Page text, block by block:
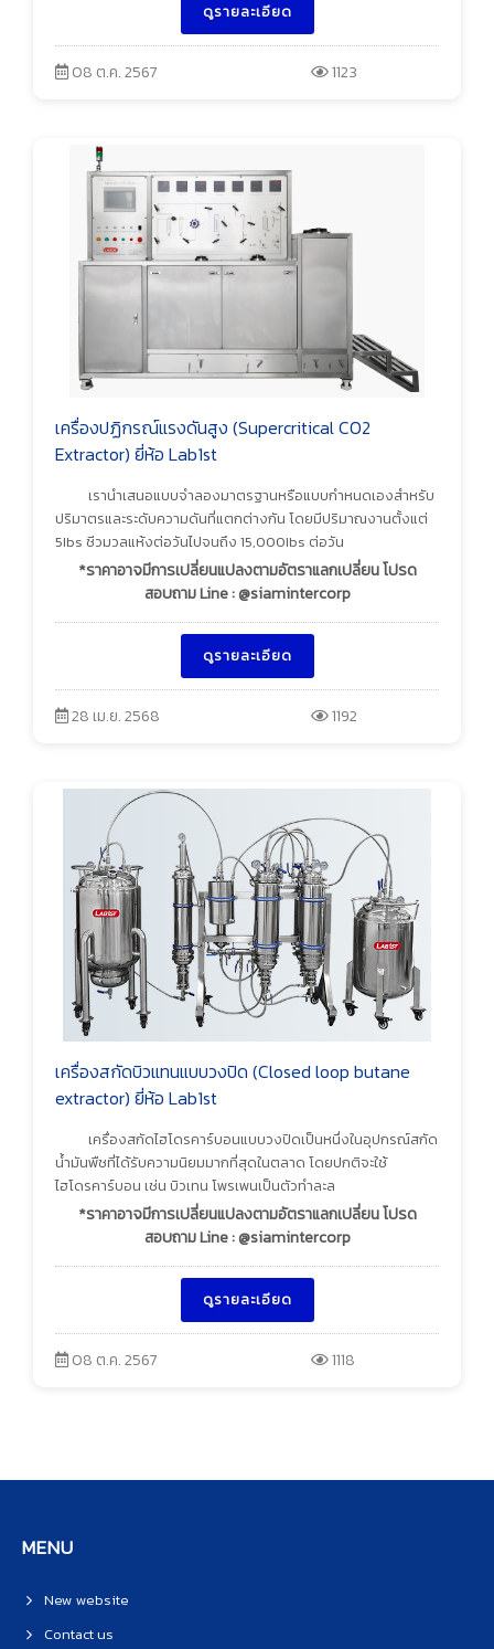
ดูรายละเอียด
08 ต.ค. 2567 1123
เครื่องปฏิกรณ์แรงดันสูง (Supercritical CO2
Extractor) ยี่ห้อ Lab1st
เรานำเสนอแบบจำลองมาตรฐานหรือแบบกำหนดเองสำหรับ
ปริมาตรและระดับความดันที่แตกต่างกัน โดยมีปริมาณงานตั้งแต่
5Ibs ชีวมวลแห้งต่อวันไปจนถึง 15,000Ibs ต่อวัน
*ราคาอาจมีการเปลี่ยนแปลงตามอัตราแลกเปลี่ยน โปรด
สอบถาม Line : @siamintercorp
ดูรายละเอียด
28 เม.ย. 2568 1192
เครื่องสกัดบิวแทนแบบวงปิด (Closed loop butane
extractor) ยี่ห้อ Lab1st
เครื่องสกัดไฮโดรคาร์บอนแบบวงปิดเป็นหนึ่งในอุปกรณ์สกัด
น้ำมันพืชที่ได้รับความนิยมมากที่สุดในตลาด โดยปกติจะใช้
ไฮโดรคาร์บอน เช่น บิวเทน โพรเพนเป็นตัวทำละล
*ราคาอาจมีการเปลี่ยนแปลงตามอัตราแลกเปลี่ยน โปรด
สอบถาม Line : @siamintercorp
ดูรายละเอียด
08 ต.ค. 2567 1118
MENU
New website
Contact us